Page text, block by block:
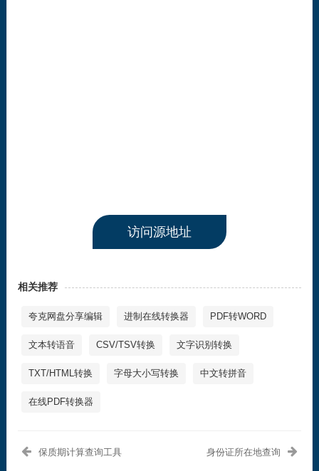
访问源地址
相关推荐
夸克网盘分享编辑 进制在线转换器 PDF转WORD
文本转语音 CSV/TSV转换 文字识别转换
TXT/HTML转换 字母大小写转换 中文转拼音
在线PDF转换器
保质期计算查询工具 身份证所在地查询